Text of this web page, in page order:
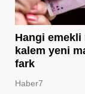
Hangi emekli
kalem yeni
fark
Haber7